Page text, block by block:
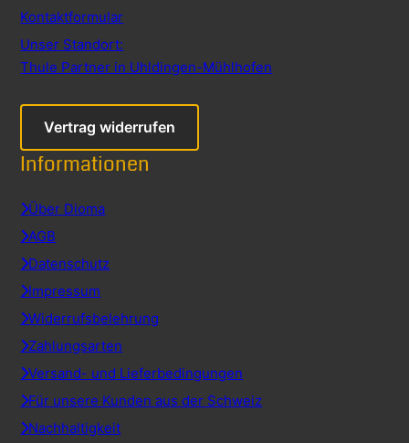
Kontaktformular
Unser Standort:
Thule Partner in Uhldingen-Mühlhofen
Vertrag widerrufen
Informationen
Über Dioma
AGB
Datenschutz
Impressum
Widerrufsbelehrung
Zahlungsarten
Versand- und Lieferbedingungen
Für unsere Kunden aus der Schweiz
Nachhaltigkeit